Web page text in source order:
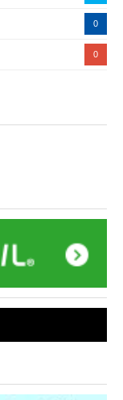
0
0